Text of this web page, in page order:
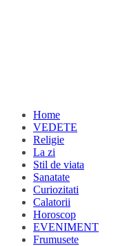
Home
VEDETE
Religie
La zi
Stil de viata
Sanatate
Curiozitati
Calatorii
Horoscop
EVENIMENT
Frumusete